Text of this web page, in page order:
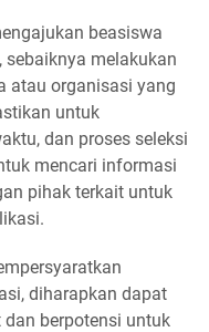
beasiswa
melakukan
atau organisasi yang
untuk
dan proses seleksi
mencari informasi
pihak terkait untuk
diharapkan dapat
berpotensi untuk